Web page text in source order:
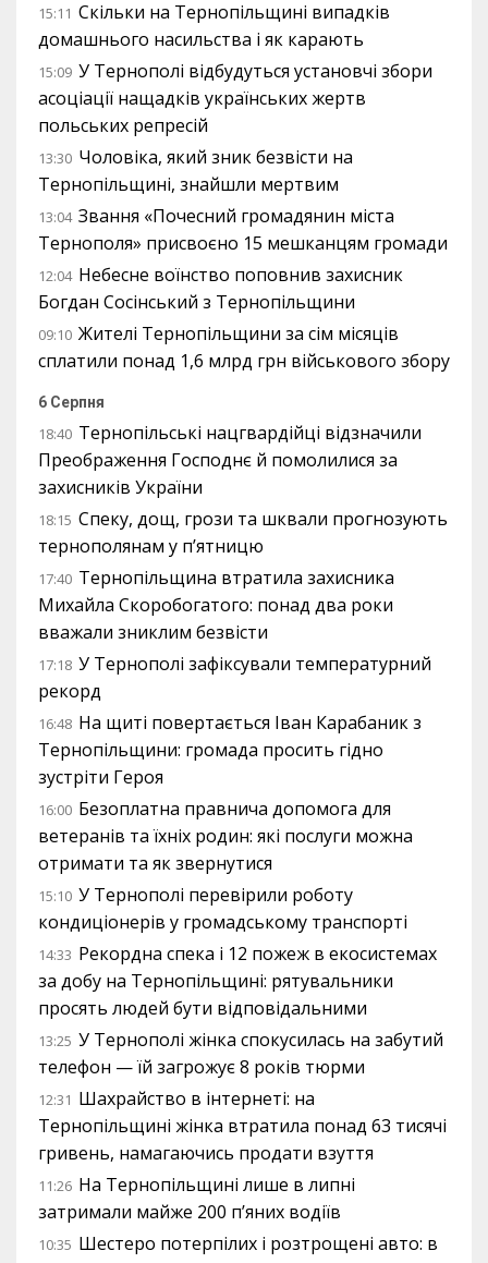
15:11 Скільки на Тернопільщині випадків
домашнього насильства і як карають
15:09 У Тернополі відбудуться установчі збори
асоціації нащадків українських жертв
польських репресій
13:30 Чоловіка, який зник безвісти на
Тернопільщині, знайшли мертвим
13:04 Звання «Почесний громадянин міста
Тернополя» присвоєно 15 мешканцям громади
12:04 Небесне воїнство поповнив захисник
Богдан Сосінський з Тернопільщини
09:10 Жителі Тернопільщини за сім місяців
сплатили понад 1,6 млрд грн військового збору
6 Серпня
18:40 Тернопільські нацгвардійці відзначили
Преображення Господнє й помолилися за
захисників України
18:15 Спеку, дощ, грози та шквали прогнозують
тернополянам у п’ятницю
17:40 Тернопільщина втратила захисника
Михайла Скоробогатого: понад два роки
вважали зниклим безвісти
17:18 У Тернополі зафіксували температурний
рекорд
16:48 На щиті повертається Іван Карабаник з
Тернопільщини: громада просить гідно
зустріти Героя
16:00 Безоплатна правнича допомога для
ветеранів та їхніх родин: які послуги можна
отримати та як звернутися
15:10 У Тернополі перевірили роботу
кондиціонерів у громадському транспорті
14:33 Рекордна спека і 12 пожеж в екосистемах
за добу на Тернопільщині: рятувальники
просять людей бути відповідальними
13:25 У Тернополі жінка спокусилась на забутий
телефон — їй загрожує 8 років тюрми
12:31 Шахрайство в інтернеті: на
Тернопільщині жінка втратила понад 63 тисячі
гривень, намагаючись продати взуття
11:26 На Тернопільщині лише в липні
затримали майже 200 п’яних водіїв
10:35 Шестеро потерпілих і розтрощені авто: в